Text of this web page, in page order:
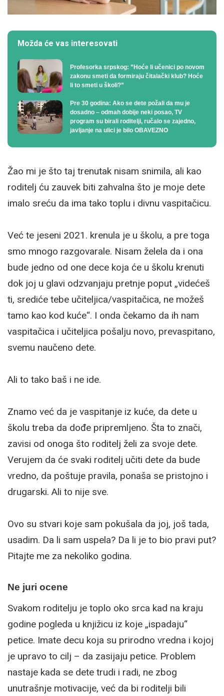
Možda će vas interesovati
Profesorka srpskog: ”Hoće li učenici po novom
zakonu smeti da formiraju čitalački klub? Hoće
li to smeti u školi?”
Pre 30 godina: Ako se dete požali da mu je
dosadno – odmah dobije neki posao, TV
program su birali roditelji, ručalo se zajedno,
javljanje na ulici je bilo OBAVEZNO
Žao mi je što taj trenutak nisam snimila, ali kao
roditelj ću zauvek biti zahvalna što je moje dete
imalo sreću da ima tako toplu i divnu vaspitačicu.
Već te jeseni 2021. krenula je u školu, a pre toga
smo mnogo razgovarale. Nisam želela da i ona
bude jedno od one dece koja će u školu krenuti
dok joj u glavi odzvanjaju pretnje poput „videćeš
ti, srediće tebe učiteljica/vaspitačica, ne možeš
tamo kao kod kuće“. I onda čekamo da ih nam
vaspitačica i učiteljica pošalju novo, prevaspitano,
svemu naučeno dete.
Ali to tako baš i ne ide.
Znamo već da je vaspitanje iz kuće, da dete u
školu treba da dođe pripremljeno. Šta to znači,
zavisi od onoga što roditelj želi za svoje dete.
Verujem da će svaki roditelj učiti dete da bude
vredno, da poštuje pravila, ponaša se pristojno i
drugarski. Ali to nije sve.
Ovo su stvari koje sam pokušala da joj, još tada,
usadim. Da li sam uspela? Da li je to bio pravi put?
Pitajte me za nekoliko godina.
Ne juri ocene
Svakom roditelju je toplo oko srca kad na kraju
godine pogleda u knjižicu iz koje „ispadaju“
petice. Imate decu koja su prirodno vredna i kojoj
je upravo to cilj – da zasijaju petice. Problem
nastaje kada se dete trudi i radi, ne zbog
unutrašnje motivacije, već da bi roditelji bili